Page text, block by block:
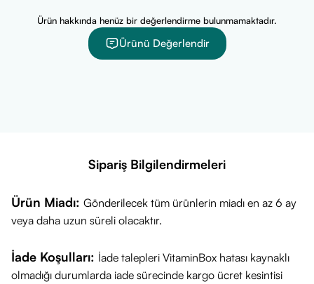
Ürün hakkında henüz bir değerlendirme bulunmamaktadır.
Ürünü Değerlendir
Sipariş Bilgilendirmeleri
Ürün Miadı: Gönderilecek tüm ürünlerin miadı en az 6 ay
veya daha uzun süreli olacaktır.
İade Koşulları: İade talepleri VitaminBox hatası kaynaklı
olmadığı durumlarda iade sürecinde kargo ücret kesintisi